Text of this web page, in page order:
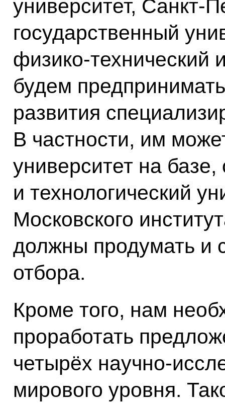
университет, Санкт-
государственный
физико-технический
будем
развития
В частности, им
университет на
и технологический
Московского
должны продумать и
отбора.
Кроме того, нам
проработать
четырёх научно-
мирового уровня.